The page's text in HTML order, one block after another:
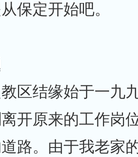
保定开始吧。
区结缘始于一九
开原来的工作岗
路。由于我老家